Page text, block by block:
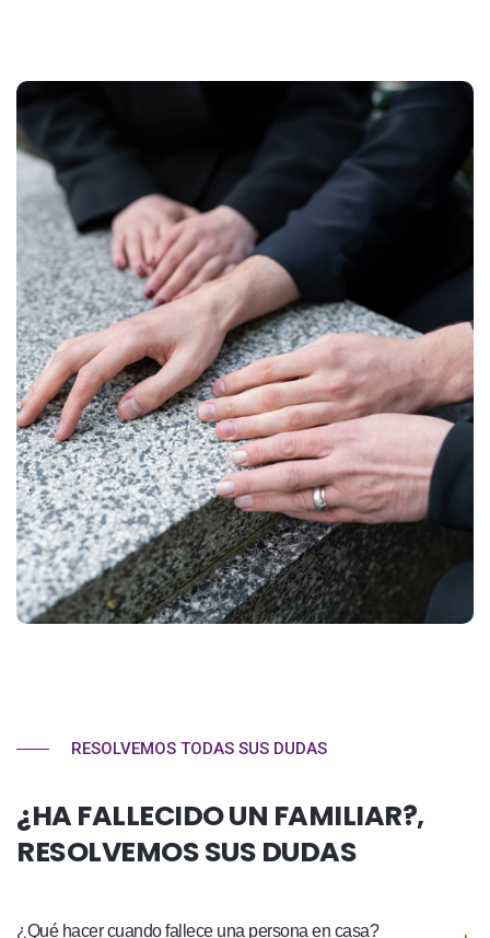
RESOLVEMOS TODAS SUS DUDAS
¿HA FALLECIDO UN FAMILIAR?,
RESOLVEMOS SUS DUDAS
¿Qué hacer cuando fallece una persona en casa?